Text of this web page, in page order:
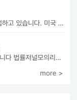
안녕하세요. 미국 유학 후 사업하고 있습니다. 미국 유학 관련 전반...
성균관대 로스쿨 예비 13기입니다 법률저널모의리트 전체3등으로 장학금 ...
more >